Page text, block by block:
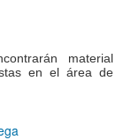
material
en el área de